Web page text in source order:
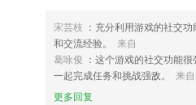
宋芸枝 ：充分利用游戏的社交
和交流经验。
来自
葛咏俊 ：这个游戏的社交功能
一起完成任务和挑战强敌。
来自
更多回复